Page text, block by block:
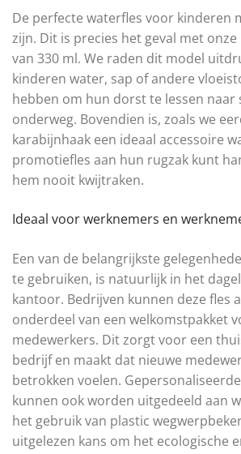
De perfecte waterfles voor kinderen
zijn. Dit is precies het geval met
van 330 ml. We raden dit model
kinderen water, sap of andere
hebben om hun dorst te lessen naar
onderweg. Bovendien is, zoals we
karabijnhaak een ideaal accessoire
promotiefles aan hun rugzak kunt
hem nooit kwijtraken.
Ideaal voor werknemers en
Een van de belangrijkste
te gebruiken, is natuurlijk in het
kantoor. Bedrijven kunnen deze fles
onderdeel van een welkomstpakket
medewerkers. Dit zorgt voor een
bedrijf en maakt dat nieuwe
betrokken voelen.
kunnen ook worden uitgedeeld aan
het gebruik van plastic
uitgelezen kans om het ecologische